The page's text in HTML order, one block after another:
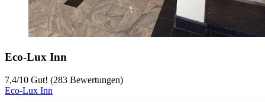
Eco-Lux Inn
7,4/10 Gut! (283 Bewertungen)
Eco-Lux Inn